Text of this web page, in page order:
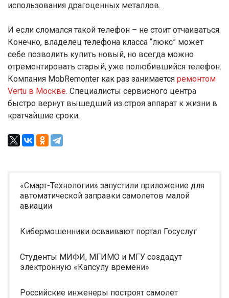
использования драгоценных металлов.
И если сломался такой телефон – не стоит отчаиваться.
Конечно, владелец телефона класса “люкс” может
себе позволить купить новый, но всегда можно
отремонтировать старый, уже полюбившийся телефон.
Компания MobRemonter как раз занимается ремонтом
Vertu в Москве. Специалисты сервисного центра
быстро вернут вышедший из строя аппарат к жизни в
кратчайшие сроки.
«Смарт-Технологии» запустили приложение для
автоматической заправки самолетов малой
авиации
Кибермошенники осваивают портал Госуслуг
Студенты МИФИ, МГИМО и МГУ создадут
электронную «Капсулу времени»
Российские инженеры построят самолет